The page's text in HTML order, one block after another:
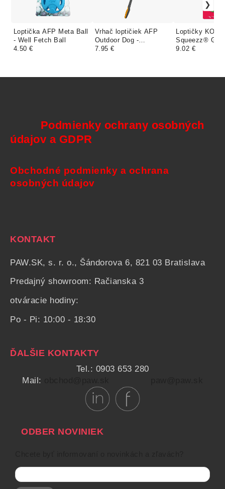
Loptička AFP Meta Ball
- Well Fetch Ball
4.50 €
Vrhač loptičiek AFP
Outdoor Dog -
Retractable Ball
7.95 €
Loptičky KONG
Squeezz®
Assorti 2-Pack
9.02 €
Podmienky ochrany osobných
údajov a GDPR
Obchodné podmienky a ochrana
osobných údajov
KONTAKT
PAW.SK, s. r. o., Šándorova 6, 821 03 Bratislava
Predajný showroom: Račianska 3
otváracie hodiny:
Po - Pi: 10:00 - 18:30
ĎALŠIE KONTAKTY
Tel.: 0903 653 280
Mail:
ODBER NOVINIEK